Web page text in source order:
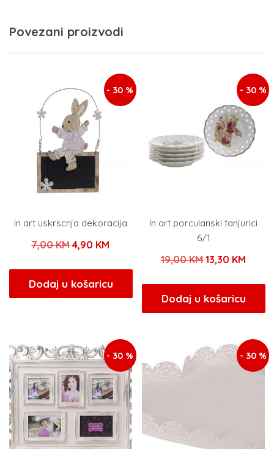
Povezani proizvodi
- 30 %
In art uskrscnja dekoracija
7,00KMIzvorna
bila
je:
4,90 KM
je:
4,90 KM.
Dodaj u košaricu
- 30 %
In art porculanski tanjurici
6/1
19,00KMIzvorna
bila
je:
13,30 KM
13,30
Dodaj u košaricu
- 30 % - 30 %